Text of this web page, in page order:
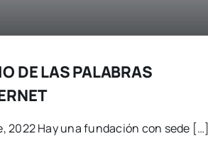
DE LAS PALABRAS
2022 Hay una fun­da­ción con sede […]